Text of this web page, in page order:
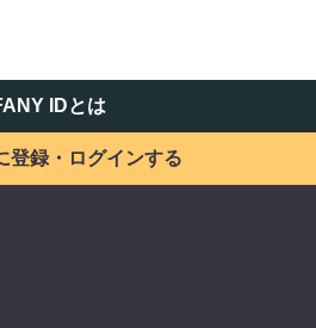
IDとは
登録・ログインする